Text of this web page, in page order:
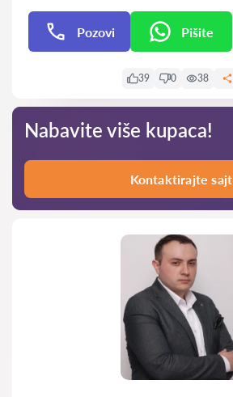
Pozovi Pišite
39 0 38
Nabavite više kupaca!
Kontaktirajte sajt